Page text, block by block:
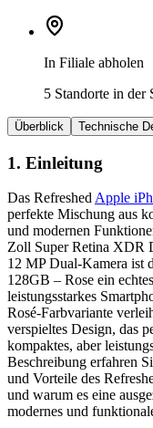
In Filiale abholen
5 Standorte in der
Überblick Technische
1. Einleitung
Das Refreshed Apple
perfekte Mischung aus
und modernen
Zoll Super Retina XDR
12 MP Dual-Kamera ist
128GB – Rose ein
leistungsstarkes
Rosé-Farbvariante
verspieltes Design, das
kompaktes, aber
Beschreibung erfahren
und Vorteile des
und warum es eine
modernes und